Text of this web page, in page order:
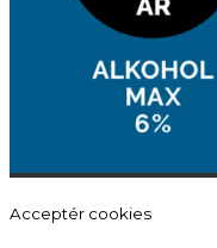
Acceptér cookies